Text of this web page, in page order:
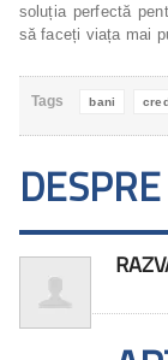
soluția perfectă
să faceți viața mai
Tags bani